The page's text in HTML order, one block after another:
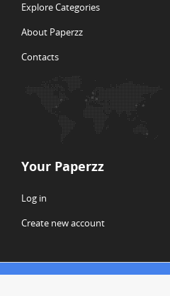
Explore Categories
About Paperzz
Contacts
Your Paperzz
Log in
Create new account